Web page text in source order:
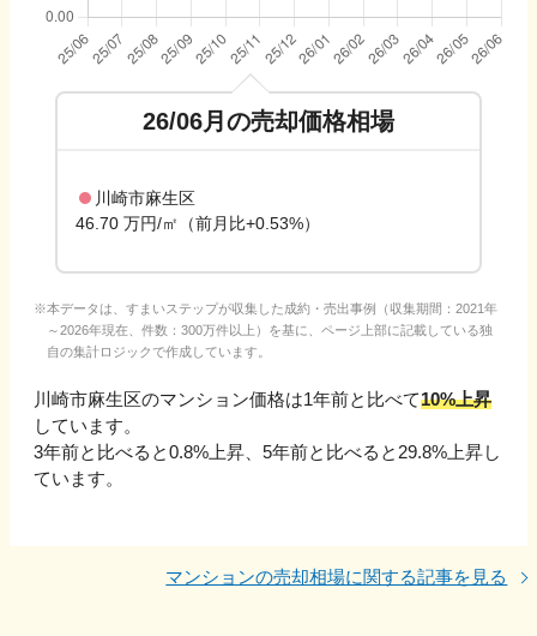
26/06月の売却価格相場
川崎市麻生区
46.70 万円/㎡（前月比+0.53%）
本データは、すまいステップが収集した成約・売出事例（収集期間：2021年
～2026年現在、件数：300万件以上）を基に、ページ上部に記載している独
自の集計ロジックで作成しています。
川崎市麻生区のマンション価格は1年前と比べて10%上昇
しています。
3年前と比べると0.8%上昇 5年前と比べると 29.8%上昇し
ています。
マンションの売却相場に関する記事を見る